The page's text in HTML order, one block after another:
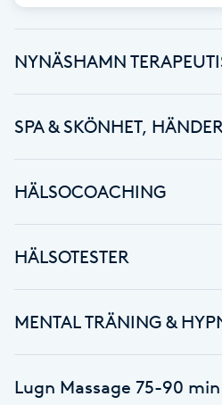
Color correction
Dermapen
Diamantslipning
E
Enzympeeling
NYNÄSHAMN
SPA & SKÖNHET,
HÄLSOCOACHING
HÄLSOTESTER
MENTAL TRÄNING &
Lugn Massage 75-90